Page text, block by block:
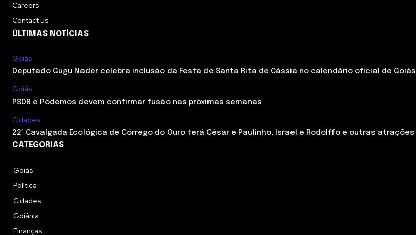
Careers
Contact us
ÚLTIMAS NOTÍCIAS
Goiás
Deputado Gugu Nader celebra inclusão da Festa de Santa Rita de Cássia no calendário oficial de Goiás
Goiás
PSDB e Podemos devem confirmar fusão nas próximas semanas
Cidades
22ª Cavalgada Ecológica de Córrego do Ouro terá César e Paulinho, Israel e Rodolffo e outras atrações
CATEGORIAS
Goiás
Política
Cidades
Goiânia
Finanças